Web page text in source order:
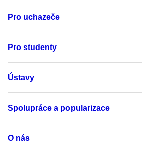
Pro uchazeče
Pro studenty
Ústavy
Spolupráce a popularizace
O nás